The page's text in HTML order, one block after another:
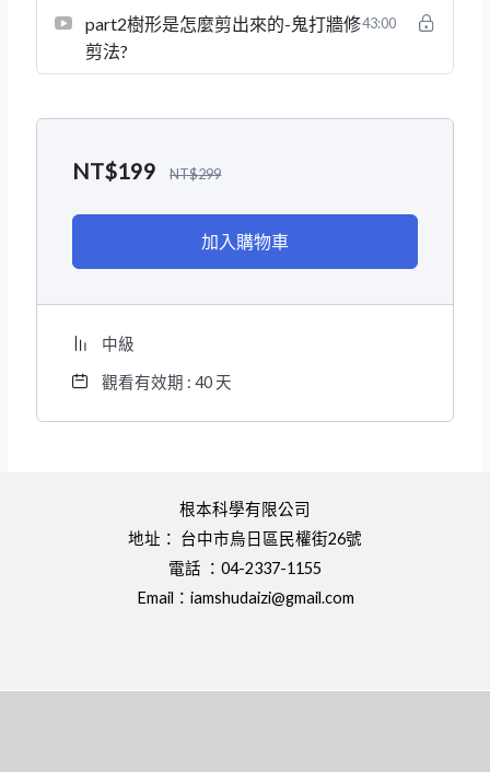
part2樹形是怎麼剪出來的-鬼打牆修
剪法?
43:00
NT$199 NT$299
加入購物車
中級
觀看有效期 : 40 天
根本科學有限公司
地址： 台中市烏日區民權街26號
電話 ：04-2337-1155
Email： iamshudaizi@gmail.com